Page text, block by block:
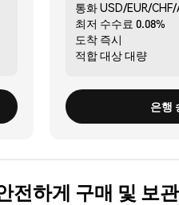
통화USD/EUR/
최저 수수료 0.08%
도착 즉시
적합 대상대량
은행
전하게 구매 및 보관